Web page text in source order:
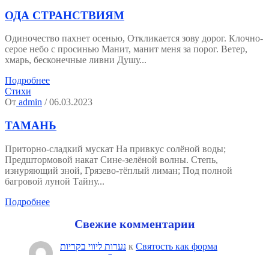
ОДА СТРАНСТВИЯМ
Одиночество пахнет осенью, Откликается зову дорог. Клочно-
серое небо с просинью Манит, манит меня за порог. Ветер,
хмарь, бесконечные ливни Душу...
Подробнее
Стихи
От admin / 06.03.2023
ТАМАНЬ
Приторно-сладкий мускат На привкус солёной воды;
Предштормовой накат Сине-зелёной волны. Степь,
изнуряющий зной, Грязево-тёплый лиман; Под полной
багровой луной Тайну...
Подробнее
Свежие комментарии
נערות ליווי בקריות к Святость как форма